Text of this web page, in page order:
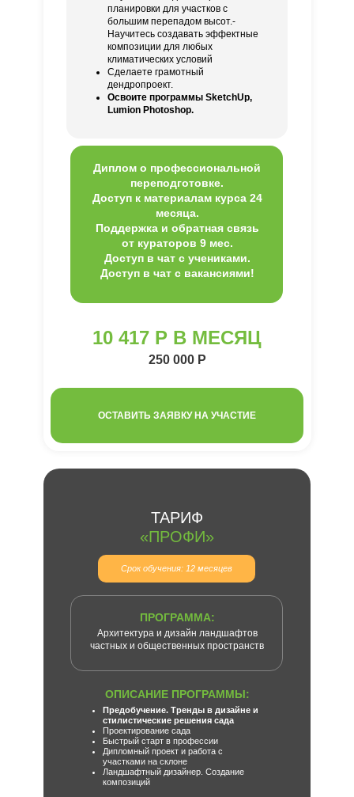
ТАРИФ
«ПРОФИ»
Срок обучения: 12 месяцев
Предобучение. Тренды в дизайне и
стилистические решения сада
Проектирование сада
Быстрый старт в профессии
Дипломный проект и работа с
участками на склоне
Ландшафтный дизайнер. Создание
композиций
ПРОГРАММА:
Архитектура и дизайн ландшафтов
частных и общественных пространств
ОПИСАНИЕ ПРОГРАММЫ:
10 417 Р В МЕСЯЦ
Диплом о профессиональной
переподготовке.
Доступ к материалам курса 24
месяца.
Поддержка и обратная связь
от кураторов 9 мес.
Доступ в чат с учениками.
Доступ в чат с вакансиями!
планировки для участков с
большим перепадом высот.-
Научитесь создавать эффектные
композиции для любых
климатических условий
Сделаете грамотный
дендропроект.
Освоите программы SketchUp,
Lumion Photoshop.
250 000 Р
ОСТАВИТЬ ЗАЯВКУ НА УЧАСТИЕ